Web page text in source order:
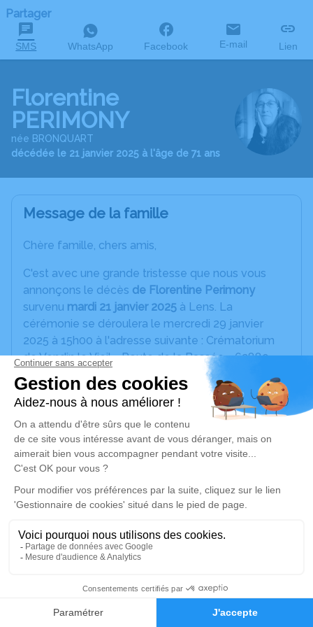
Faire-part Hommages
Partager
SMS WhatsApp Facebook E-mail Lien
Florentine
PERIMONY
née BRONQUART
décédée le 21 janvier 2025 à l'âge de 71 ans
Message de la famille
Chère famille, chers amis,
C'est avec une grande tristesse que nous vous
annonçons le décès de Florentine Perimony
survenu mardi 21 janvier 2025 à Lens. La
cérémonie se déroulera le mercredi 29 janvier
2025 à 15h00 à l'adresse suivante : Crématorium
de Vendin le Vieil - Route de la Bassée - 62880
Vendin-le-Vieil.
Cet espace privé est destiné à recueillir vos
condoléances ou le souvenir d’un moment passé.
Un service de plantation d’arbre hommage est
disponible ici.
Je rends hommage
Cérémonie civile
Crématorium de Vendin-le-Vieil
62880 Vendin-le-Vieil